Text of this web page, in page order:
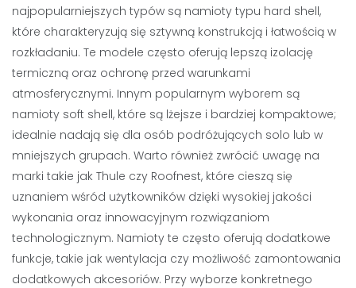
najpopularniejszych typów są namioty typu hard shell,
które charakteryzują się sztywną konstrukcją i łatwością w
rozkładaniu. Te modele często oferują lepszą izolację
termiczną oraz ochronę przed warunkami
atmosferycznymi. Innym popularnym wyborem są
namioty soft shell, które są lżejsze i bardziej kompaktowe;
idealnie nadają się dla osób podróżujących solo lub w
mniejszych grupach. Warto również zwrócić uwagę na
marki takie jak Thule czy Roofnest, które cieszą się
uznaniem wśród użytkowników dzięki wysokiej jakości
wykonania oraz innowacyjnym rozwiązaniom
technologicznym. Namioty te często oferują dodatkowe
funkcje, takie jak wentylacja czy możliwość zamontowania
dodatkowych akcesoriów. Przy wyborze konkretnego